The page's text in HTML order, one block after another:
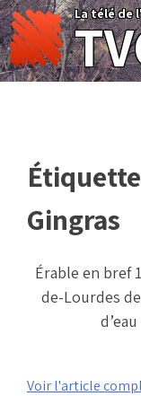
Skip
to
content
La télé de
Gingras
Érable en bref
de-Lourdes
Voir l'article